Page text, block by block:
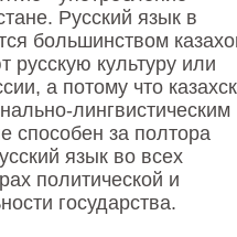
Русский язык в
большинством
русскую культуру или
а потому что
лингвистическим
способен за полтора
язык во всех
политической и
государства.